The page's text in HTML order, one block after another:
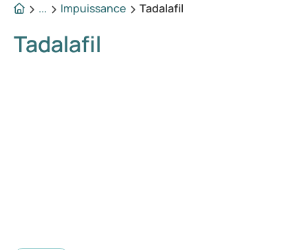
...
Impuissance Tadalafil
Tadalafil